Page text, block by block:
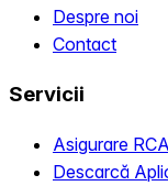
Despre noi
Contact
Servicii
Asigurare RCA
Descarcă